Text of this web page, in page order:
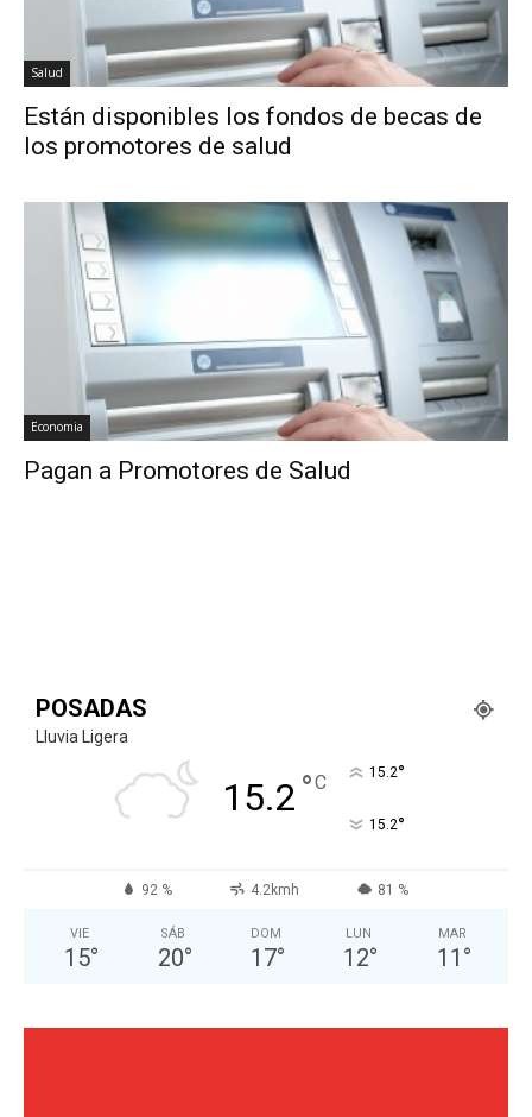
Salud
Están disponibles los fondos de becas de
los promotores de salud
Economia
Pagan a Promotores de Salud
POSADAS
Lluvia Ligera
15.2 °C 15.2°
15.2°
92 % 4.2kmh 81 %
VIE
15°
SÁB
20°
DOM
17°
LUN
12°
MAR
11 °